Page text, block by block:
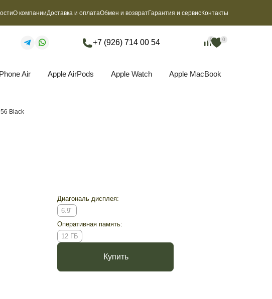
О компанииДоставка и оплатаОбмен и возвратГарантия и сервисКонтакты
+7 (926) 714 00 54 0 0
Air Apple AirPods Apple Watch Apple MacBook
0 0
Black
Диагональ дисплея:
6.9"
Оперативная память:
12 ГБ
Купить